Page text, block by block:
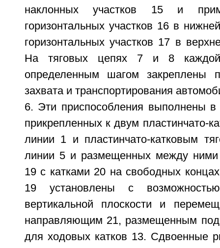
наклонных участков 15 и
горизонтальных участков 16 в
горизонтальных участков 17 в
На тяговых цепях 7 и 8
определенным шагом закреплены
захвата и транспортирования
6. Эти приспособления выполнены
прикрепленных к двум пластинчато-
линии 1 и пластинчато-катковым
линии 5 и размещенных между ними
19 с катками 20 на свободных
19 установлены с
вертикальной плоскости и
направляющим 21, размещенным
для ходовых катков 13. Сдвоенные